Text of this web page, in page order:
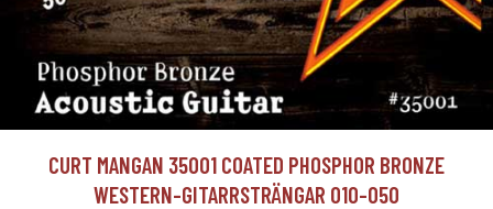
CURT MANGAN 35001 COATED PHOSPHOR BRONZE
WESTERN-GITARRSTRÄNGAR 010-050